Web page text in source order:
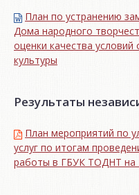
План по устранению
Дома народного
оценки качества условий
культуры
Результаты
План мероприятий по
услуг по итогам
работы в ГБУК ТОДНТ на